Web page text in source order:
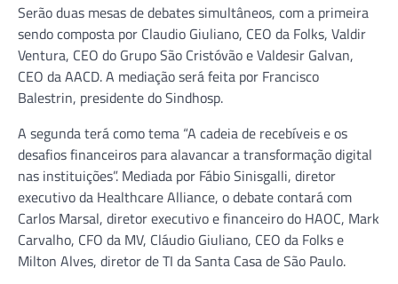
Serão duas mesas de debates simultâneos, com a primeira
sendo composta por Claudio Giuliano, CEO da Folks, Valdir
Ventura, CEO do Grupo São Cristóvão e Valdesir Galvan,
CEO da AACD. A mediação será feita por Francisco
Balestrin, presidente do Sindhosp.
A segunda terá como tema “A cadeia de recebíveis e os
desafios financeiros para alavancar a transformação digital
nas instituições”. Mediada por Fábio Sinisgalli, diretor
executivo da Healthcare Alliance, o debate contará com
Carlos Marsal, diretor executivo e financeiro do HAOC, Mark
Carvalho, CFO da MV, Cláudio Giuliano, CEO da Folks e
Milton Alves, diretor de TI da Santa Casa de São Paulo.